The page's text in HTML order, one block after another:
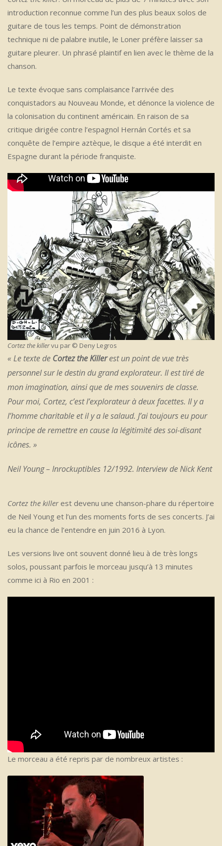
introduction reconnue comme l’un des plus beaux solos de
guitare de tous les temps. Point de démonstration
technique ni de palabre inutile, le Loner préfère laisser sa
guitare pleurer. Un phrasé plaintif en lien avec le thème de la
chanson.
Le texte évoque sans complaisance l’arrivée des
conquistadors au Nouveau Monde, et dénonce la violence de
la colonisation du continent américain. En raison de sa
critique dirigée contre l’espagnol Hernán Cortés et sa
conquête de l’empire aztèque, le disque a été interdit en
Espagne durant la période franquiste.
Cortez the killervu par © Deny Legros
« Le texte de Cortez the Killerest un point de vue très
personnel sur le destin du grand explorateur. Il est tiré de
mon imagination, ainsi que de mes souvenirs de classe.
Pour moi, Cortez, c’est l’explorateur à deux facettes. Il y a
l’homme charitable et il y a le salaud. J’ai toujours eu pour
principe de remettre en cause la légitimité des soi-disant
icônes. »
Neil Young – Inrockuptibles 12/1992. Interview de Nick Kent
Cortez the killerest devenu une chanson-phare du répertoire
de Neil Young et l’un des moments forts de ses concerts. J’ai
eu la chance de l’entendre en juin 2016 à Lyon.
Les versions live ont souvent donné lieu à de très longs
solos, poussant parfois le morceau jusqu’à 13 minutes
comme ici à Rio en 2001 :
Le morceau a été repris par de nombreux artistes :